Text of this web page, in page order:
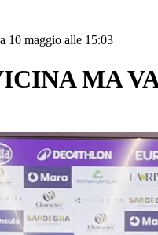
10 maggio alle 15:03
MA